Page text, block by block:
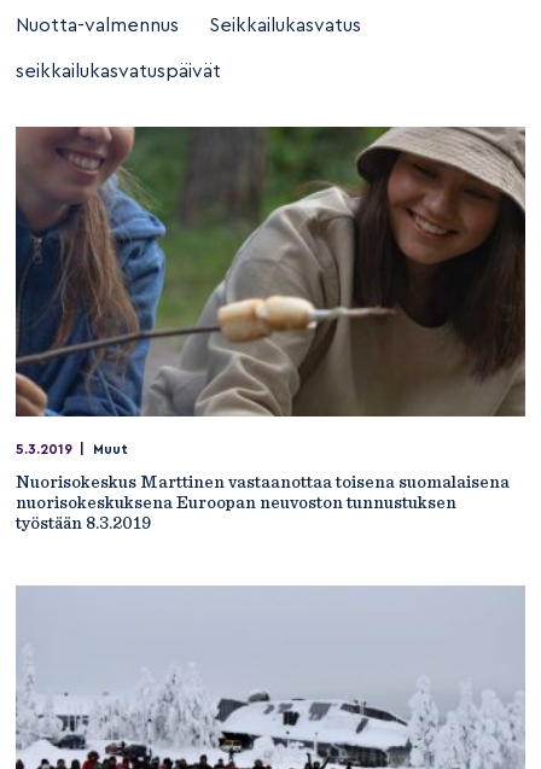
Nuotta-valmennus Seikkailukasvatus
seikkailukasvatuspäivät
5.3.2019 Muut
Nuorisokeskus Marttinen vastaanottaa toisena suomalaisena
nuorisokeskuksena Euroopan neuvoston tunnustuksen
työstään 8.3.2019